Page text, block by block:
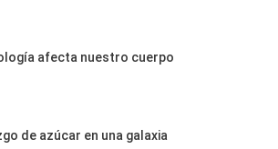
afecta nuestro cuerpo
de azúcar en una galaxia